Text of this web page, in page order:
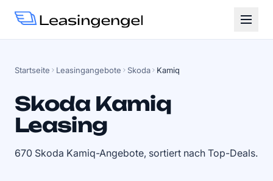
Startseite Leasingangebote Skoda Kamiq
Skoda Kamiq
Leasing
670 Skoda Kamiq-Angebote, sortiert nach Top-Deals.